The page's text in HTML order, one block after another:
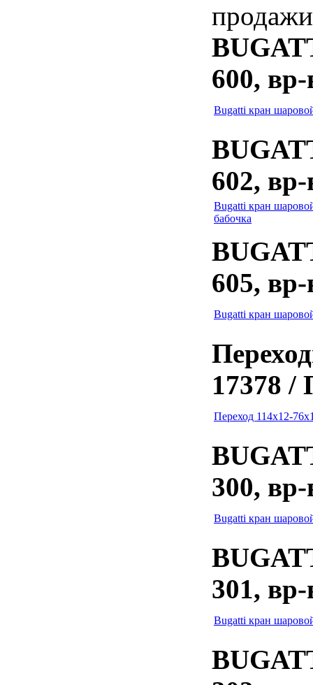
продажи
600,
Bugatti кран
602,
Bugatti кран
бабочка
605,
Bugatti кран
17378 /
Переход 114х12-
300,
Bugatti кран
301,
Bugatti кран